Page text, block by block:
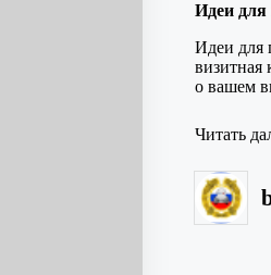
Идеи для
Идеи для
визитная
о вашем
Читать
Запись